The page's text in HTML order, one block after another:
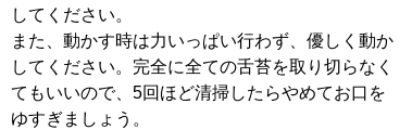
してください。
また、動かす時は力いっぱい行わず、優しく動か
してください。完全に全ての舌苔を取り切らなく
てもいいので、5回ほど清掃したらやめてお口を
ゆすぎましょう。